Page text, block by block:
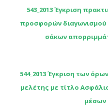
543_2013 Έγκριση
προσφορών διαγωνισμού
σάκων
544_2013 Έγκριση των
μελέτης με τίτλο
μέσων